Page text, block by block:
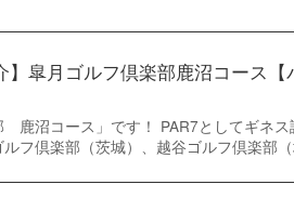
】皐月ゴルフ倶楽部鹿沼コース
鹿沼コース」です！ PAR7としてギネス
フ倶楽部（茨城）、越谷ゴルフ倶楽部